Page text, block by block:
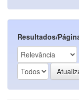
Resultados/